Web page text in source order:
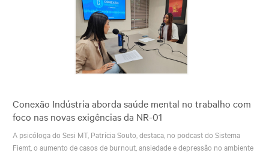
Conexão Indústria aborda saúde mental no trabalho com
foco nas novas exigências da NR-01
A psicóloga do Sesi MT, Patrícia Souto, destaca, no podcast do Sistema
Fiemt, o aumento de casos de burnout, ansiedade e depressão no ambiente